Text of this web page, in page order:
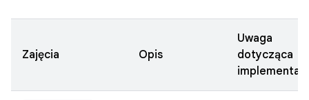
Zajęcia Opis
Uwaga
dotycząca